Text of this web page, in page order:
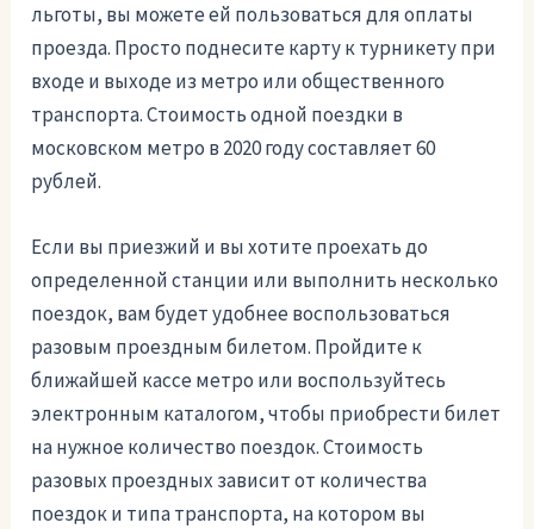
льготы, вы можете ей пользоваться для оплаты
проезда. Просто поднесите карту к турникету при
входе и выходе из метро или общественного
транспорта. Стоимость одной поездки в
московском метро в 2020 году составляет 60
рублей.
Если вы приезжий и вы хотите проехать до
определенной станции или выполнить несколько
поездок, вам будет удобнее воспользоваться
разовым проездным билетом. Пройдите к
ближайшей кассе метро или воспользуйтесь
электронным каталогом, чтобы приобрести билет
на нужное количество поездок. Стоимость
разовых проездных зависит от количества
поездок и типа транспорта, на котором вы